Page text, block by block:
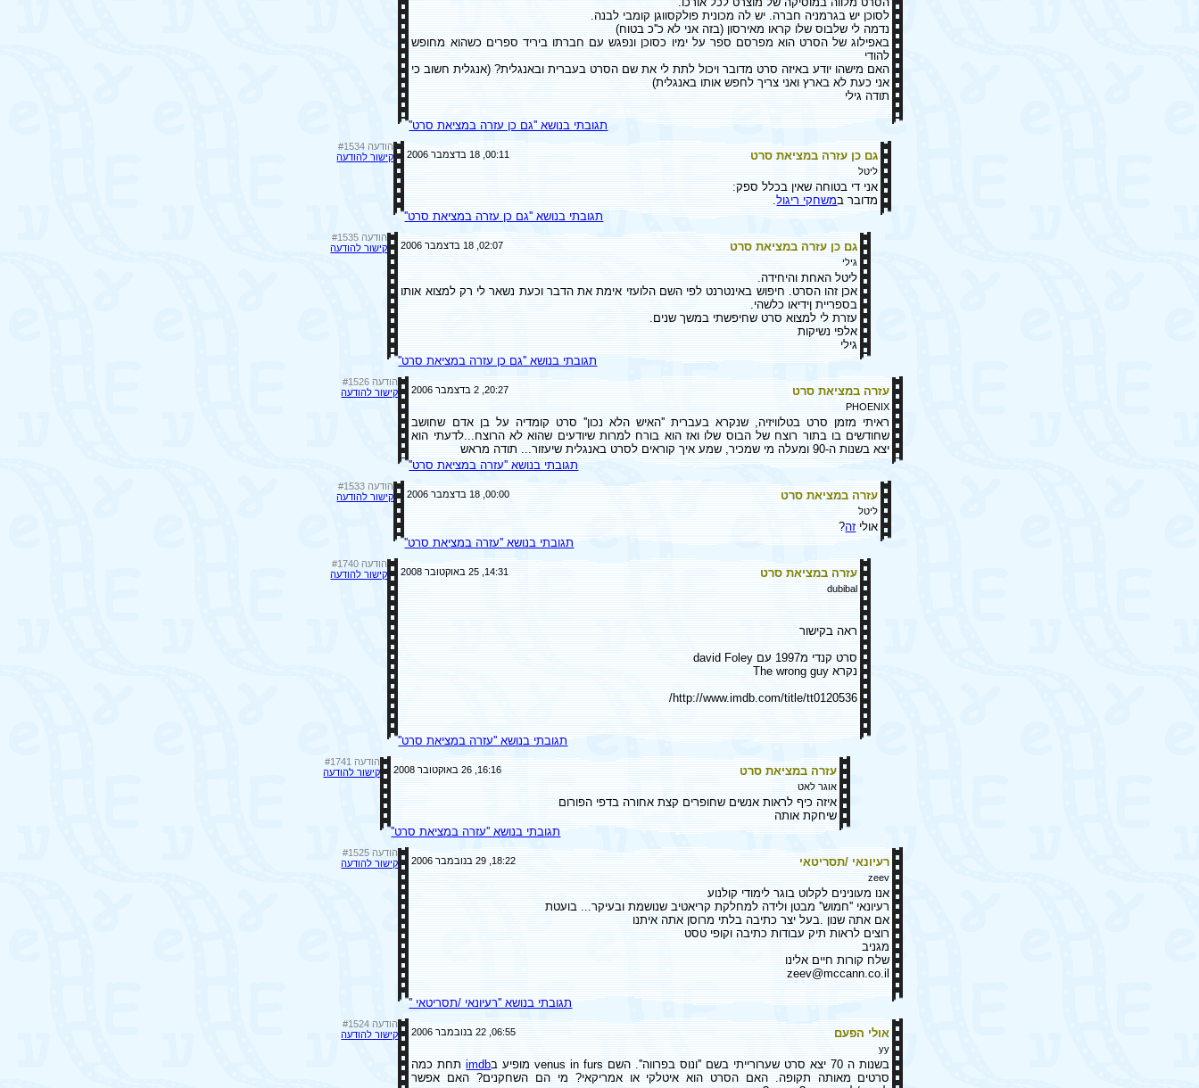
לסוכן יש בגרמניה חברה. יש לה מכונית פולקסווגן קומבי לבנה.
נדמה לי שלבוס שלו קראו מאירסון (בזה אני לא כ''כ בטוח)
באפילוג של הסרט הוא מפרסם ספר על ימיו כסוכן ונפגש עם חברתו ביריד ספרים כשהוא מחופש
להודי
האם מישהו יודע באיזה סרט מדובר ויכול לתת לי את שם הסרט בעברית ובאנגלית? (אנגלית חשוב כי
אני כעת לא בארץ ואני צריך לחפש אותו באנגלית)
תודה גילי
תגובתי בנושא ''גם כן עזרה במציאת סרט''
גם כן עזרה במציאת סרט
00:11, 18 בדצמבר 2006
ליטל
אני די בטוחה שאין בכלל ספק:
מדובר במשחקי ריגול.
תגובתי בנושא ''גם כן עזרה במציאת סרט''
הודעה #1534
קישור להודעה
גם כן עזרה במציאת סרט
02:07, 18 בדצמבר 2006
גילי
ליטל האחת והיחידה.
אכן זהו הסרט. חיפוש באינטרנט לפי השם הלועזי אימת את הדבר וכעת נשאר לי רק למצוא אותו
בספריית ןידיאו כלשהי.
עזרת לי למצוא סרט שחיפשתי במשך שנים.
אלפי נשיקות
גילי
תגובתי בנושא ''גם כן עזרה במציאת סרט''
הודעה #1535
קישור להודעה
עזרה במציאת סרט
20:27, 2 בדצמבר 2006
PHOENIX
ראיתי מזמן סרט בטלוויזיה, שנקרא בעברית ''האיש הלא נכון'' סרט קומדיה על בן אדם שחושב
שחודשים בו בתור רוצח של הבוס שלו ואז הוא בורח למרות שיודעים שהוא לא הרוצח...לדעתי הוא
יצא בשנות ה-90 ומעלה מי שמכיר, שמע איך קוראים לסרט באנגלית שיעזור... תודה מראש
תגובתי בנושא ''עזרה במציאת סרט''
הודעה #1526
קישור להודעה
עזרה במציאת סרט
00:00, 18 בדצמבר 2006
ליטל
אולי זה?
תגובתי בנושא ''עזרה במציאת סרט''
הודעה #1533
קישור להודעה
עזרה במציאת סרט
14:31, 25 באוקטובר 2008
dubibal
ראה בקישור
סרט קנדי מ1997 עם david Foley
נקרא The wrong guy
http://www.imdb.com/title/tt0120536/
תגובתי בנושא ''עזרה במציאת סרט''
הודעה #1740
קישור להודעה
עזרה במציאת סרט
16:16, 26 באוקטובר 2008
אוגר לאט
איזה כיף לראות אנשים שחופרים קצת אחורה בדפי הפורום
שיחקת אותה
תגובתי בנושא ''עזרה במציאת סרט''
הודעה #1741
קישור להודעה
רעיונאי /תסריטאי
18:22, 29 בנובמבר 2006
zeev
אנו מעונינים לקלוט בוגר לימודי קולנוע
רעיונאי ''חמוש'' מבטן ולידה למחלקת קריאטיב שנושמת ובעיקר... בועטת
אם אתה שנון .בעל יצר כתיבה בלתי מרוסן אתה איתנו
רוצים לראות תיק עבודות כתיבה וקופי טסט
מגניב
שלח קורות חיים אלינו
zeev@mccann.co.il
תגובתי בנושא ''רעיונאי /תסריטאי ''
הודעה #1525
קישור להודעה
אולי הפעם
06:55, 22 בנובמבר 2006
yy
בשנות ה 70 יצא סרט שערורייתי בשם ''ונוס בפרווה''. השם venus in furs מופיע ב imdbתחת כמה
סרטים מאותה תקופה. האם הסרט הוא איטלקי או אמריקאי? מי הם השחקנים? האם אפשר
הודעה #1524
קישור להודעה